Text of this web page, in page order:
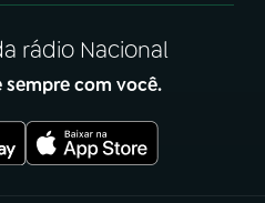
rádio Nacional
sempre com você.